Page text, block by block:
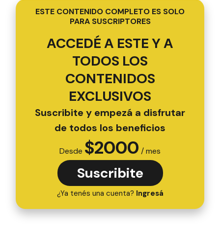
ESTE CONTENIDO COMPLETO ES SOLO
PARA SUSCRIPTORES
ACCEDÉ A ESTE Y A
TODOS LOS
CONTENIDOS
EXCLUSIVOS
Suscribite y empezá a disfrutar
de todos los beneficios
Desde $2000 / mes
Suscribite
¿Ya tenés una cuenta? Ingresá